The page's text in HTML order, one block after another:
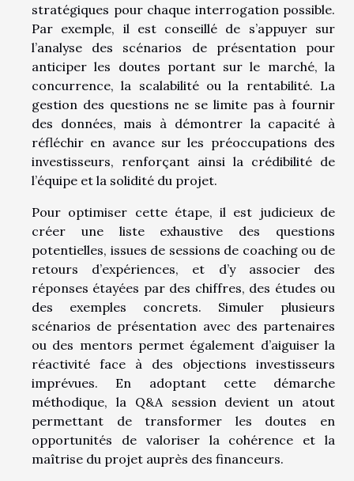
stratégiques pour chaque interrogation possible.
Par exemple, il est conseillé de s’appuyer sur
l’analyse des scénarios de présentation pour
anticiper les doutes portant sur le marché, la
concurrence, la scalabilité ou la rentabilité. La
gestion des questions ne se limite pas à fournir
des données, mais à démontrer la capacité à
réfléchir en avance sur les préoccupations des
investisseurs, renforçant ainsi la crédibilité de
l’équipe et la solidité du projet.
Pour optimiser cette étape, il est judicieux de
créer une liste exhaustive des questions
potentielles, issues de sessions de coaching ou de
retours d’expériences, et d’y associer des
réponses étayées par des chiffres, des études ou
des exemples concrets. Simuler plusieurs
scénarios de présentation avec des partenaires
ou des mentors permet également d’aiguiser la
réactivité face à des objections investisseurs
imprévues. En adoptant cette démarche
méthodique, la Q&A session devient un atout
permettant de transformer les doutes en
opportunités de valoriser la cohérence et la
maîtrise du projet auprès des financeurs.